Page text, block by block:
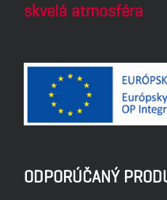
skvelá atmosféra
ODPORÚČANÝ